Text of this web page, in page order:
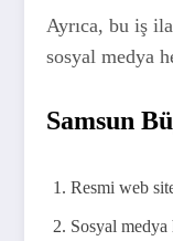
Ayrıca, bu iş
sosyal medya
Samsun
Resmi web
Sosyal medya